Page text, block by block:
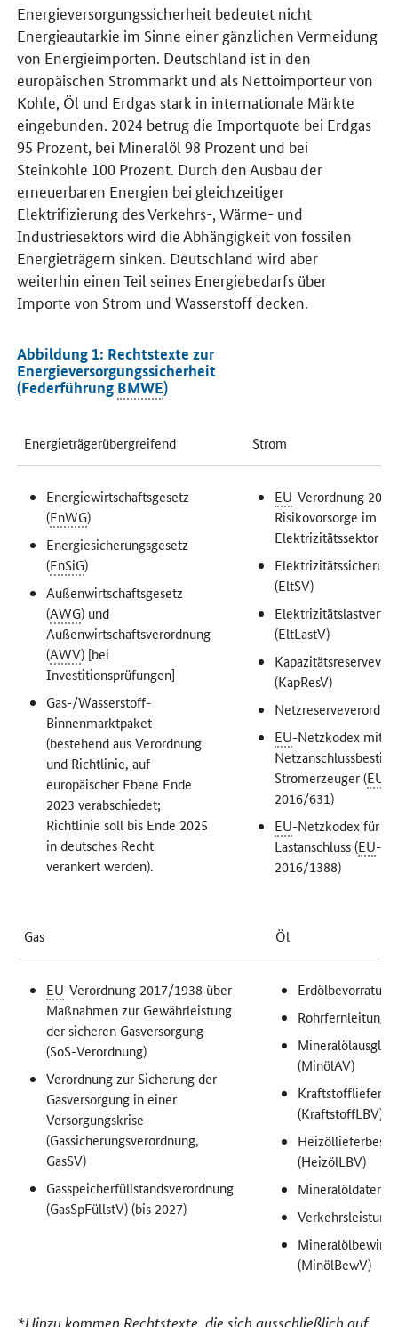
Energieversorgungssicherheit bedeutet nicht
Energieautarkie im Sinne einer gänzlichen Vermeidung
von Energieimporten. Deutschland ist in den
europäischen Strommarkt und als Nettoimporteur von
Kohle, Öl und Erdgas stark in internationale Märkte
eingebunden. 2024 betrug die Importquote bei Erdgas
95 Prozent, bei Mineralöl 98 Prozent und bei
Steinkohle 100 Prozent. Durch den Ausbau der
erneuerbaren Energien bei gleichzeitiger
Elektrifizierung des Verkehrs-, Wärme- und
Industriesektors wird die Abhängigkeit von fossilen
Energieträgern sinken. Deutschland wird aber
weiterhin einen Teil seines Energiebedarfs über
Importe von Strom und Wasserstoff decken.
Abbildung 1: Rechtstexte zur
Energieversorgungssicherheit
(FederführungBMWE)
Energieträgerübergreifend Strom
Energiewirtschaftsgesetz
(EnWG)
Energiesicherungsgesetz
(EnSiG)
Außenwirtschaftsgesetz
(AWG) und
Außenwirtschaftsverordnung
(AWV) [bei
Investitionsprüfungen]
Gas-/Wasserstoff-
Binnenmarktpaket
(bestehend aus Verordnung
und Richtlinie, auf
europäischer Ebene Ende
2023 verabschiedet;
Richtlinie soll bis Ende 2025
in deutsches Recht
verankert werden).
EU-Verordnung
Risikovorsorge im
Elektrizitätssektor
(EltSV)
(EltLastV)
(KapResV)
EU-Netzkodex mit
Stromerzeuger (EU
2016/631)
EU-Netzkodex für
Lastanschluss (EU-
2016/1388)
Gas Öl
EU-Verordnung 2017/1938 über
Maßnahmen zur Gewährleistung
der sicheren Gasversorgung
(SoS-Verordnung)
Verordnung zur Sicherung der
Gasversorgung in einer
Versorgungskrise
(Gassicherungsverordnung,
GasSV)
Gasspeicherfüllstandsverordnung
(GasSpFüllstV) (bis 2027)
(MinölAV)
(KraftstoffLBV)
(HeizölLBV)
(MinölBewV)
*Hinzu kommen Rechtstexte, die sich ausschließlich auf